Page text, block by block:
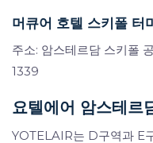
머큐어 호텔 스키폴 터
주소: 암스테르담 스키폴
1339
요텔에어 암스테르
YOTELAIR는 D구역과 E